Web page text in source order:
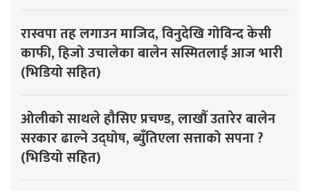
रास्वपा तह लगाउन माजिद, विनुदेखि गोविन्द केसी
काफी, हिजो उचालेका बालेन सस्मितलाई आज भारी
(भिडियो सहित)
ओलीको साथले हौसिए प्रचण्ड, लाखौँ उतारेर बालेन
सरकार ढाल्ने उद्घोष, ब्युँतिएला सत्ताको सपना ?
(भिडियो सहित)